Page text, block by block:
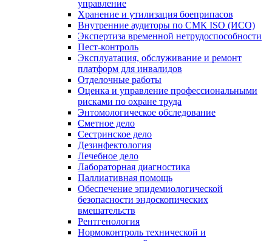
управление
Хранение и утилизация боеприпасов
Внутренние аудиторы по СМК ISO (ИСО)
Экспертиза временной нетрудоспособности
Пест-контроль
Эксплуатация, обслуживание и ремонт
платформ для инвалидов
Отделочные работы
Оценка и управление профессиональными
рисками по охране труда
Энтомологическое обследование
Сметное дело
Сестринское дело
Дезинфектология
Лечебное дело
Лабораторная диагностика
Паллиативная помощь
Обеспечение эпидемиологической
безопасности эндоскопических
вмешательств
Рентгенология
Нормоконтроль технической и